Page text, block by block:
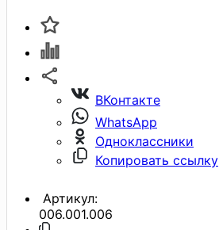
ВКонтакте
WhatsApp
Одноклассники
Копировать ссылку
Артикул:
006.001.006